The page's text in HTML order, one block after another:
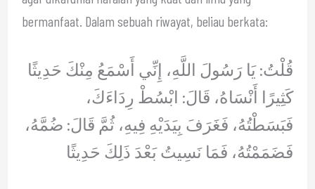
bermanfaat. Dalam sebuah riwayat, beliau berkata:
قُلْتُ: يَا رَسُولَ اللَّهِ، إِنِّي أَسْمَعُ مِنْكَ حَدِيثًا
كَثِيرًا أَنْسَاهُ، قَالَ: ابْسُطْ رِدَاءَكَ،
فَبَسَطْتُهُ، فَغَرَفَ بِيَدَيْهِ فِيهِ، ثُمَّ قَالَ: ضُمَّهُ،
فَضَمَمْتُهُ، فَمَا نَسِيتُ بَعْدَ ذَلِكَ حَدِيثًا